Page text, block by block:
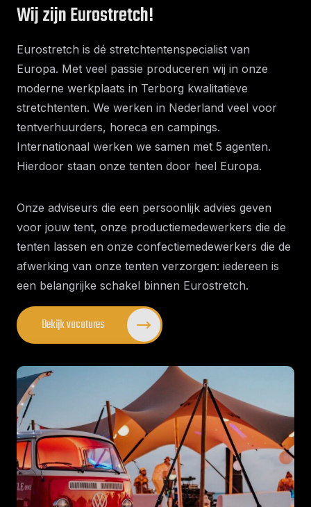
Wij zijn Eurostretch!
Eurostretch is dé stretchtentenspecialist van
Europa. Met veel passie produceren wij in onze
moderne werkplaats in Terborg kwalitatieve
stretchtenten. We werken in Nederland veel voor
tentverhuurders, horeca en campings.
Internationaal werken we samen met 5 agenten.
Hierdoor staan onze tenten door heel Europa.
Onze adviseurs die een persoonlijk advies geven
voor jouw tent, onze productiemedewerkers die de
tenten lassen en onze confectiemedewerkers die de
afwerking van onze tenten verzorgen: iedereen is
een belangrijke schakel binnen Eurostretch.
Bekijk vacatures